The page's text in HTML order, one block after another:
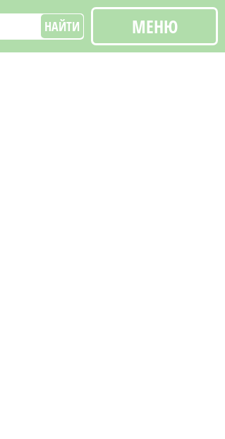
НАЙТИ МЕНЮ